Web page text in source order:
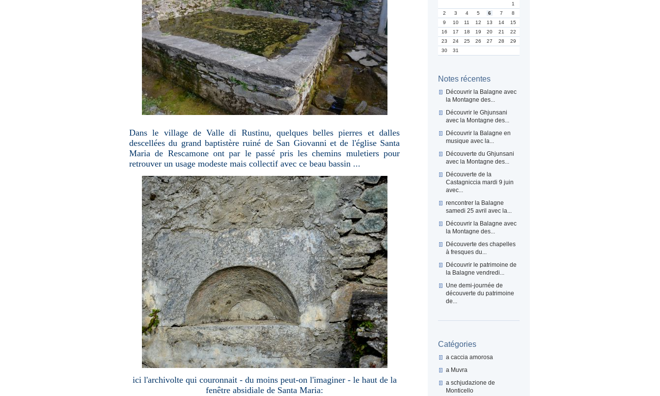
1
2
3 4 5 6 7
8
9
10 11 12 13 14
15
16
17 18 19 20 21
22
23
24 25 26 27 28
29
30
31
Notes récentes
Découvrir la Balagne avec
la Montagne des...
Découvrir le Ghjunsani
avec la Montagne des...
Découvrir la Balagne en
musique avec la...
Découverte du Ghjunsani
avec la Montagne des...
Découverte de la
Castagniccia mardi 9 juin
avec...
rencontrer la Balagne
samedi 25 avril avec la...
Découvrir la Balagne avec
la Montagne des...
Découverte des chapelles
à fresques du...
Découvrir le patrimoine de
la Balagne vendredi...
Une demi-journée de
découverte du patrimoine
de...
Catégories
a caccia amorosa
a Muvra
a schjudazione de
Monticello
Dans le village de Valle di Rustinu, quelques belles pierres et dalles
descellées du grand baptistère ruiné de San Giovanni et de l'église Santa
Maria de Rescamone ont par le passé pris les chemins muletiers pour
retrouver un usage modeste mais collectif avec ce beau bassin ...
ici l'archivolte qui couronnait - du moins peut-on l'imaginer - le haut de la
fenêtre absidiale de Santa Maria: